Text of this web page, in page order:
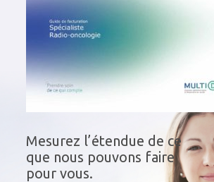
Mesurez l’étendue de ce
que nous pouvons faire
pour vous.